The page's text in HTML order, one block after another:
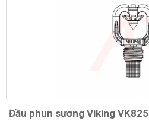
Đầu phun sương Viking VK825